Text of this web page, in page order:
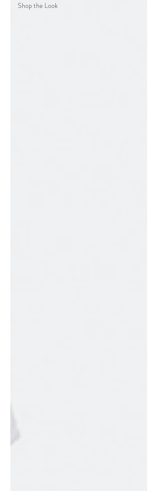
Shop the Look